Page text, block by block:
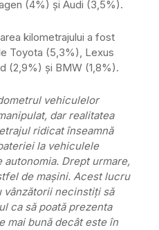
(4%) și Audi (3,5%).
kilometrajului a fost
Toyota (5,3%), Lexus
(2,9%) și BMW (1,8%).
vehiculelor
dar realitatea
ridicat înseamnă
la vehiculele
Drept urmare,
de mașini. Acest lucru
vânzătorii necinstiți să
ca să poată prezenta
mai bună decât este în